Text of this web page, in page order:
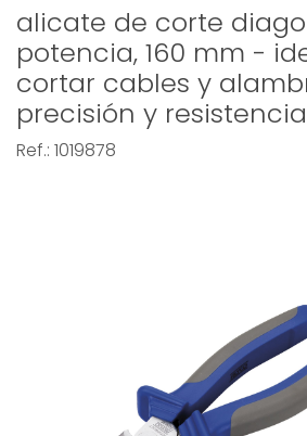
alicate de corte
potencia, 160 mm -
cortar cables y
precisión y
Ref.: 1019878